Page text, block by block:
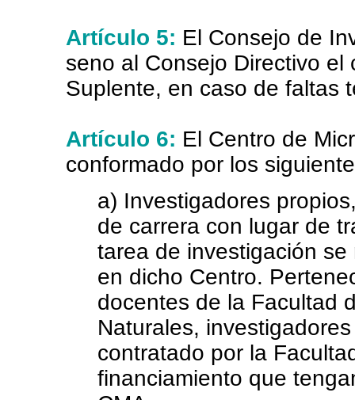
Artículo 5: El Consejo de
seno al Consejo Directivo
Suplente, en caso de faltas
Artículo 6: El Centro de
conformado por los
a) Investigadores
de carrera con lugar de
tarea de investigación
en dicho Centro.
docentes de la Facultad
Naturales,
contratado por la
financiamiento que